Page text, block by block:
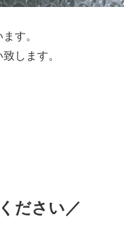
す。
します。
ださい／